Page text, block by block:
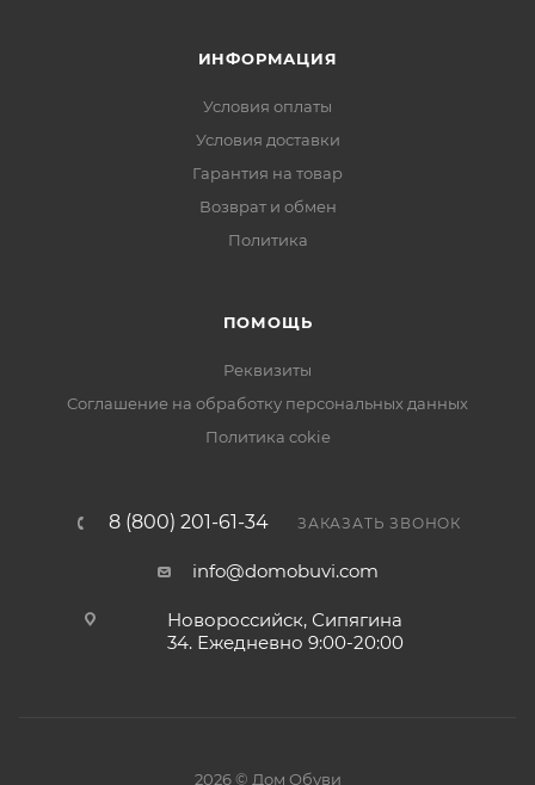
ИНФОРМАЦИЯ
Условия оплаты
Условия доставки
Гарантия на товар
Возврат и обмен
Политика
ПОМОЩЬ
Реквизиты
Соглашение на обработку персональных данных
Политика cokie
8 (800) 201-61-34 ЗАКАЗАТЬ ЗВОНОК
info@domobuvi.com
Новороссийск, Сипягина
34. Ежедневно 9:00-20:00
2026 © Дом Обуви